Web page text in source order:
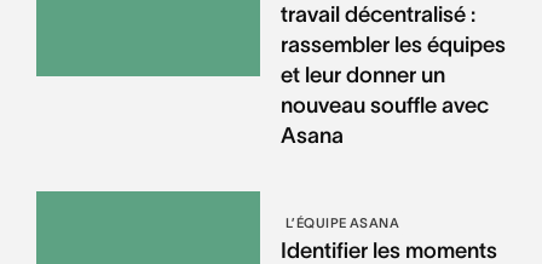
travail décentralisé :
rassembler les équipes
et leur donner un
nouveau souffle avec
Asana
L’ÉQUIPE ASANA
Identifier les moments